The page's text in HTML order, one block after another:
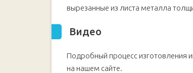
вырезанные из листа металла
Видео
Подробный процесс изготовления
на нашем сайте.